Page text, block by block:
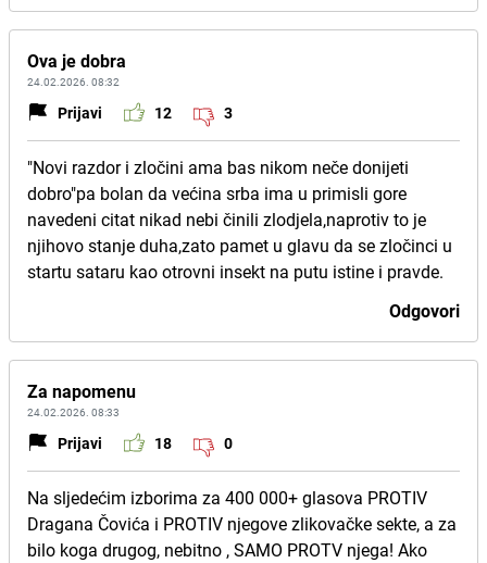
Ova je dobra
24.02.2026. 08:32
Prijavi 12 3
"Novi razdor i zločini ama bas nikom neče donijeti
dobro"pa bolan da većina srba ima u primisli gore
navedeni citat nikad nebi činili zlodjela,naprotiv to je
njihovo stanje duha,zato pamet u glavu da se zločinci u
startu sataru kao otrovni insekt na putu istine i pravde.
Odgovori
Za napomenu
24.02.2026. 08:33
Prijavi 18 0
Na sljedećim izborima za 400 000+ glasova PROTIV
Dragana Čovića i PROTIV njegove zlikovačke sekte, a za
bilo koga drugog, nebitno , SAMO PROTV njega! Ako